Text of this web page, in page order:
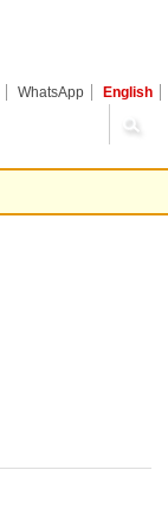
WhatsApp English